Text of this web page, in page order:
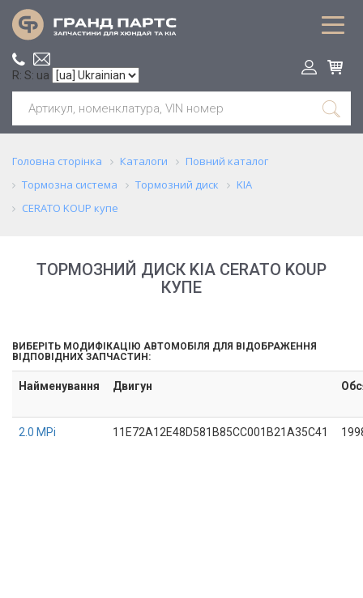
R: S: ua
Головна сторінка Каталоги
Повний каталог
Тормозна система
Тормозний диск
KIA
CERATO KOUP купе
ТОРМОЗНИЙ ДИСК KIA CERATO KOUP
КУПЕ
ВИБЕРІТЬ МОДИФІКАЦІЮ АВТОМОБІЛЯ ДЛЯ ВІДОБРАЖЕННЯ
ВІДПОВІДНИХ ЗАПЧАСТИН:
Найменування Двигун
2.0 MPi 11E72A12E48D581B85CC001B21A35C41